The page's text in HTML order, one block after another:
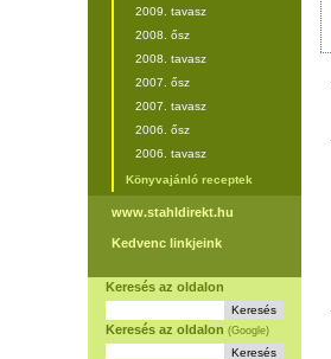
2009. tavasz
2008. ősz
2008. tavasz
2007. ősz
2007. tavasz
2006. ősz
2006. tavasz
Könyvajánló receptek
www.stahldirekt.hu
Kedvenc linkjeink
Keresés az oldalon
Keresés az oldalon (Google)